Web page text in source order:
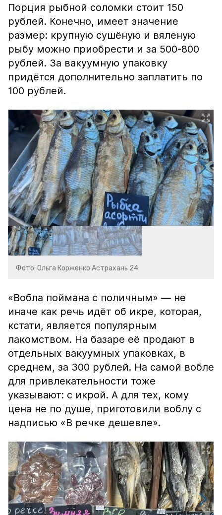
Порция рыбной соломки стоит 150
рублей. Конечно, имеет значение
размер: крупную сушёную и вяленую
рыбу можно приобрести и за 500-800
рублей. За вакуумную упаковку
придётся дополнительно заплатить по
100 рублей.
Фото: Ольга Корженко Астрахань 24
«Вобла поймана с поличным» — не
иначе как речь идёт об икре, которая,
кстати, является популярным
лакомством. На базаре её продают в
отдельных вакуумных упаковках, в
среднем, за 300 рублей. На самой вобле
для привлекательности тоже
указывают: с икрой. А для тех, кому
цена не по душе, приготовили воблу с
надписью «В речке дешевле».